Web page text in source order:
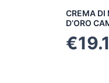
CREMA DI
D’ORO
€